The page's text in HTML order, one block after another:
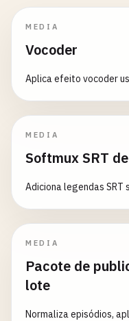
MEDIA
Vocoder
Aplica efeito vocoder
MEDIA
Softmux SRT
Adiciona legendas SRT
MEDIA
Pacote de
lote
Normaliza episódios,